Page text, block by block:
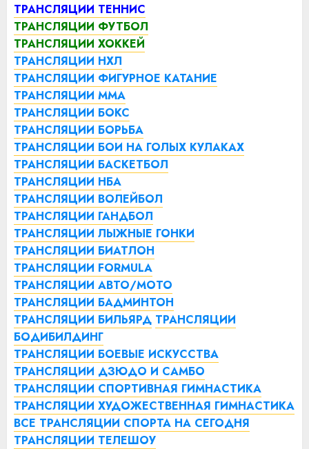
ТРАНСЛЯЦИИ ТЕННИС
ТРАНСЛЯЦИИ ФУТБОЛ
ТРАНСЛЯЦИИ ХОККЕЙ
ТРАНСЛЯЦИИ НХЛ
ТРАНСЛЯЦИИ ФИГУРНОЕ КАТАНИЕ
ТРАНСЛЯЦИИ ММА
ТРАНСЛЯЦИИ БОКС
ТРАНСЛЯЦИИ БОРЬБА
ТРАНСЛЯЦИИ БОИ НА ГОЛЫХ КУЛАКАХ
ТРАНСЛЯЦИИ БАСКЕТБОЛ
ТРАНСЛЯЦИИ НБА
ТРАНСЛЯЦИИ ВОЛЕЙБОЛ
ТРАНСЛЯЦИИ ГАНДБОЛ
ТРАНСЛЯЦИИ ЛЫЖНЫЕ ГОНКИ
ТРАНСЛЯЦИИ БИАТЛОН
ТРАНСЛЯЦИИ FORMULA
ТРАНСЛЯЦИИ АВТО/МОТО
ТРАНСЛЯЦИИ БАДМИНТОН
ТРАНСЛЯЦИИ БИЛЬЯРД ТРАНСЛЯЦИИ
БОДИБИЛДИНГ
ТРАНСЛЯЦИИ БОЕВЫЕ ИСКУССТВА
ТРАНСЛЯЦИИ ДЗЮДО И САМБО
ТРАНСЛЯЦИИ СПОРТИВНАЯ ГИМНАСТИКА
ТРАНСЛЯЦИИ ХУДОЖЕСТВЕННАЯ ГИМНАСТИКА
ВСЕ ТРАНСЛЯЦИИ СПОРТА НА СЕГОДНЯ
ТРАНСЛЯЦИИ ТЕЛЕШОУ